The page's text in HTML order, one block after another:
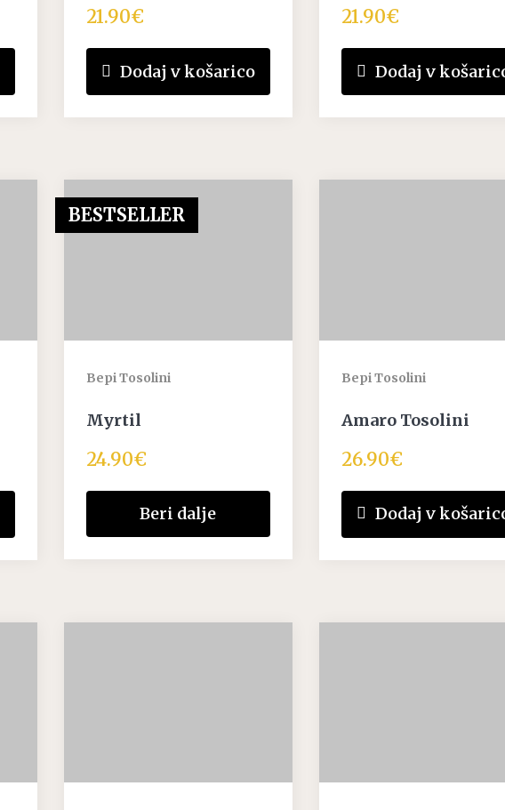
21.90€
Dodaj v košarico
21.90€
Dodaj v
BESTSELLER
Bepi Tosolini
Myrtil
24.90€
Beri dalje
Bepi Tosolini
Amaro Tosolini
26.90€
Dodaj v